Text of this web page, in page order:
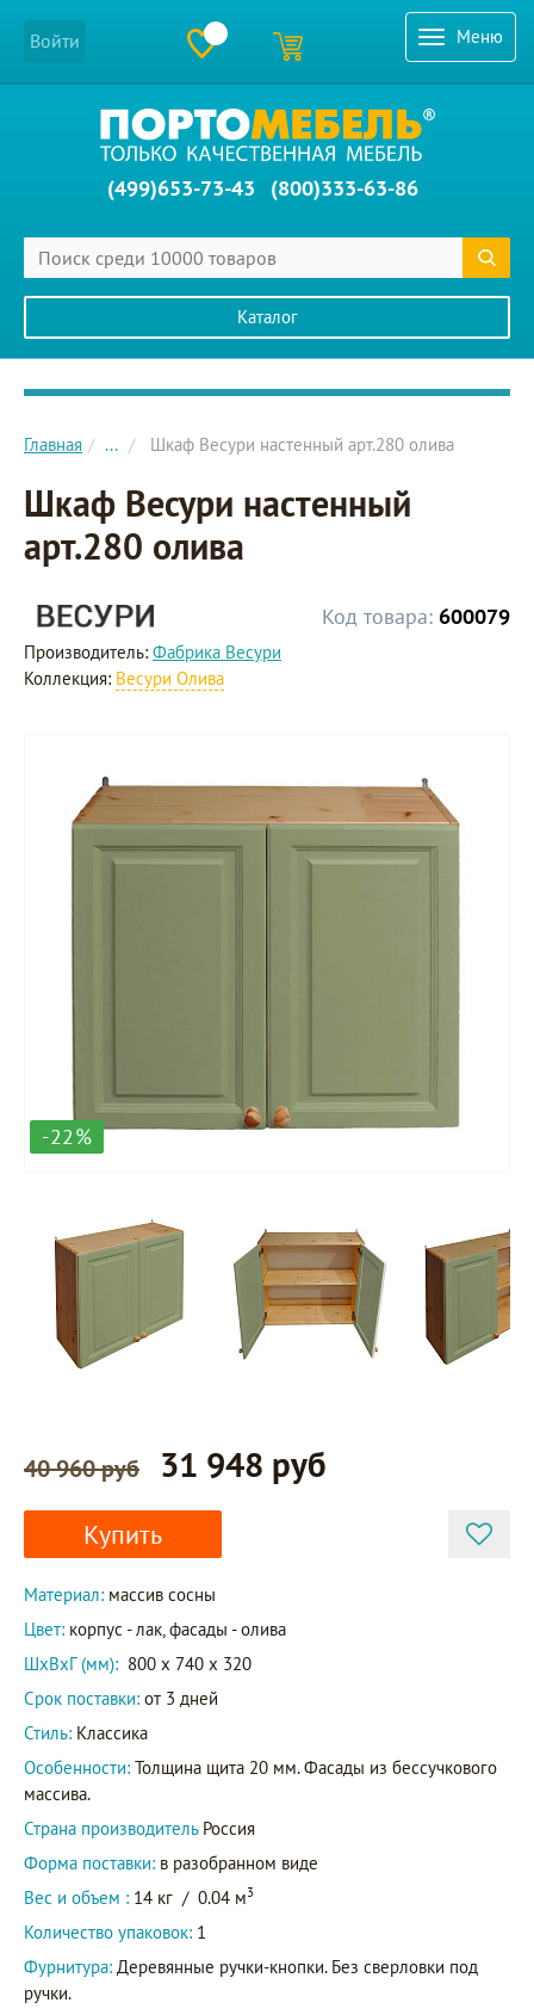
Меню
Войти
(499)653-73-43 (800)333-63-86
Каталог
Главное меню сайта
Главная ... Шкаф Весури настенный арт.280 олива
Шкаф Весури настенный
арт.280 олива
Код товара: 600079
Производитель: Фабрика Весури
Коллекция: Весури Олива
-22%
40 960 руб 31 948 руб
Купить
Материал: массив сосны
Цвет: корпус - лак, фасады - олива
ШxВxГ (мм): 800 x 740 x 320
Срок поставки: от 3 дней
Стиль: Классика
Особенности: Толщина щита 20 мм. Фасады из бессучкового
массива.
Страна производитель Россия
Форма поставки: в разобранном виде
Вес и объем : 14 кг / 0.04 м3
Количество упаковок: 1
Фурнитура: Деревянные ручки-кнопки. Без сверловки под
ручки.